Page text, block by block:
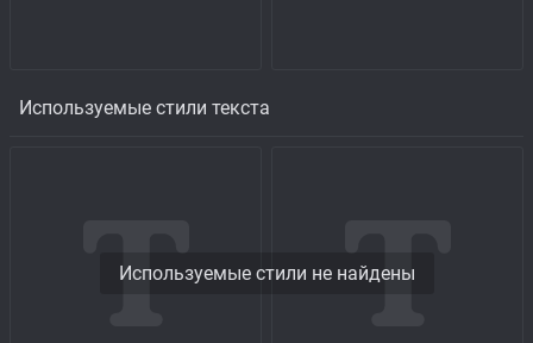
Используемые стили текста
Используемые стили не найдены